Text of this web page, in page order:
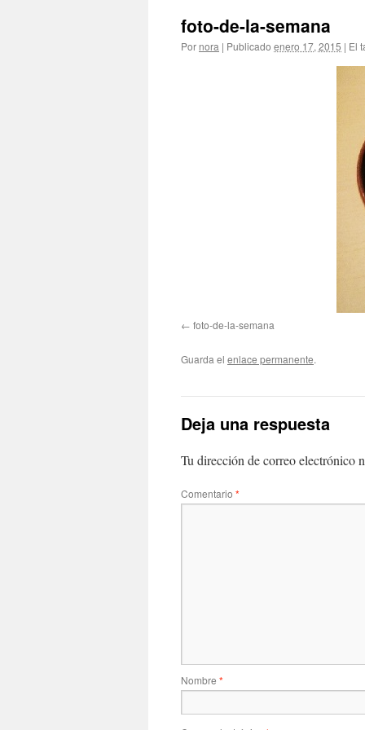
foto-de-la-semana
Por nora | Publicado enero 17, 2015 | El
foto-de-la-semana
Guarda el enlace permanente.
Deja una respuesta
Tu dirección de correo electrónico
Comentario *
Nombre *